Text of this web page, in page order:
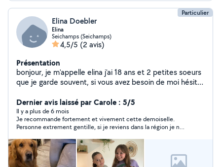
Particulier
Elina Doebler
Elina
Seichamps (Seichamps)
4,5/5 (2 avis)
Présentation
bonjour, je m'appelle elina j'ai 18 ans et 2 petites soeurs
que je garde souvent, si vous avez besoin de moi hésitez
Dernier avis laissé par Carole : 5/5
Il y a plus de 6 mois
Je recommande fortement et vivement cette demoiselle.
Personne extrement gentille, si je reviens dans la région je n